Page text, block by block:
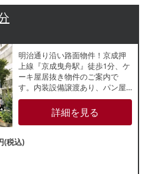
明治通り沿い路面物件！京成押
上線『京成曳舟駅』徒歩1分、ケ
ーキ屋居抜き物件のご案内で
す。内装設備譲渡あり、パン屋
等の類似業態のお客様にもおす
すめです。周辺住宅街で地域密
着型の営業に最適！諸条件等、
詳細を見る
(税込)